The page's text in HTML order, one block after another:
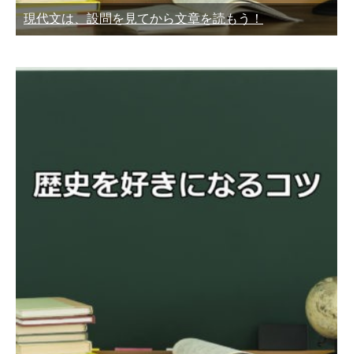
現代文は、設問を見てから文章を読もう！